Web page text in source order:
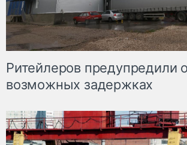
Ритейлеров предупредили о
возможных задержках